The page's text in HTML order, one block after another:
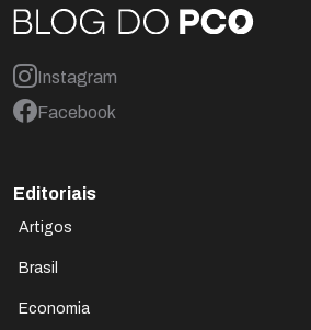
Instagram
Facebook
Editoriais
Artigos
Brasil
Economia